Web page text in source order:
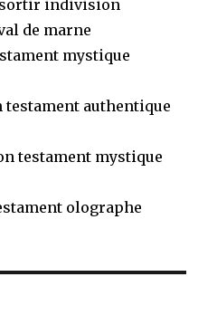
sortir indivision
de marne
mystique
testament authentique
testament mystique
olographe